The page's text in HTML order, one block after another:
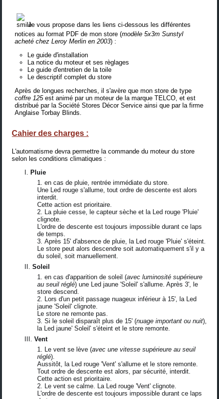
Je vous propose dans les liens ci-dessous les différentes
notices au format PDF de mon store (modèle 5x3m Sunstyl
acheté chez Leroy Merlin en 2003) :
Le guide d'installation
La notice du moteur et ses règlages
Le guide d'entretien de la toile
Le descriptif complet du store
Après de longues recherches, il s'avère que mon store de type
coffre 125est animé par un moteur de la marqueTELCO , et est
distribué par laSociété Stores Décor Service ainsi que parla firme
Anglaise Torbay Blinds
Cahier des charges :
L'automatisme devra permettre la commande du moteur du store
selon les conditions climatiques :
Pluie
en cas de pluie, rentrée immédiate du store.
Une Led rouge s'allume, tout ordre de descente est alors
interdit.
Cette action est prioritaire.
La pluie cesse, le capteur sèche et la Led rouge 'Pluie'
clignote.
L'ordre de descente est toujours impossible durant ce laps
de temps.
Après 15' d'absence de pluie, la Led rouge 'Pluie' s'éteint.
Le store peut alors descendre soit automatiquement s'il y a
du soleil, soit manuellement.
Soleil
en cas d'apparition de soleil (avec luminosité supérieure
au seuil réglé) une Led jaune 'Soleil' s'allume. Après 3', le
store descend.
Lors d'un petit passage nuageux inférieur à 15', la Led
jaune 'Soleil' clignote.
Le store ne remonte pas.
Si le soleil disparaît plus de 15' (nuage important ou nuit),
la Led jaune' Soleil' s'éteint et le store remonte.
Vent
Le vent se lève (avec une vitesse supérieure au seuil
réglé).
Aussitôt, la Led rouge 'Vent' s'allume et le store remonte.
Tout ordre de descente est alors, par sécurité, interdit.
Cette action est prioritaire.
Le vent se calme. La Led rouge 'Vent' clignote.
L'ordre de descente est toujours impossible durant ce laps